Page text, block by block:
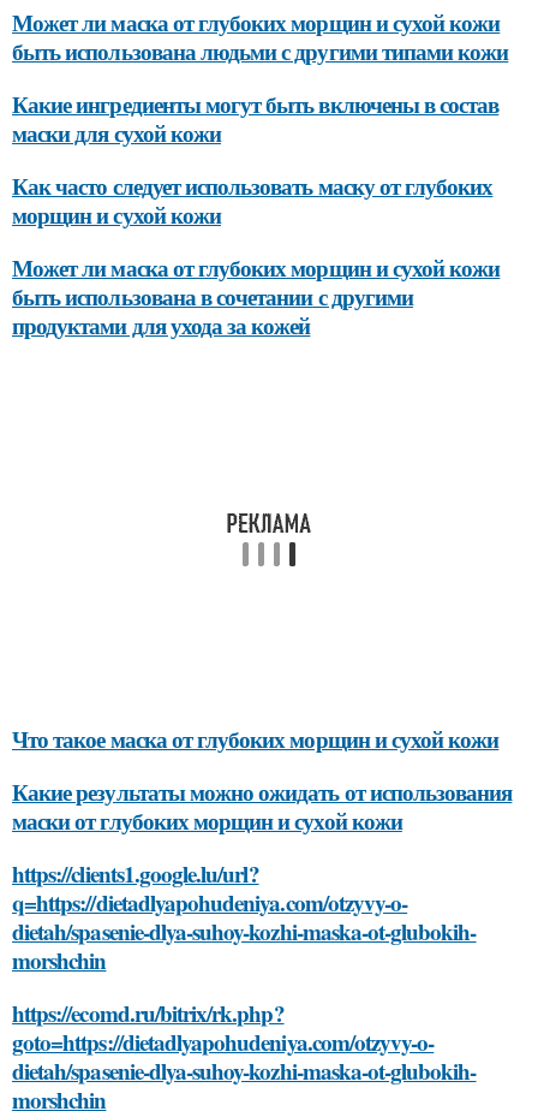
Может ли маска от глубоких морщин и сухой кожи
быть использована людьми с другими типами кожи
Какие ингредиенты могут быть включены в состав
маски для сухой кожи
Как часто следует использовать маску от глубоких
морщин и сухой кожи
Может ли маска от глубоких морщин и сухой кожи
быть использована в сочетании с другими
продуктами для ухода за кожей
Что такое маска от глубоких морщин и сухой кожи
Какие результаты можно ожидать от использования
маски от глубоких морщин и сухой кожи
https://clients1.google.lu/url?
q=https://dietadlyapohudeniya.com/otzyvy-o-
dietah/spasenie-dlya-suhoy-kozhi-maska-ot-glubokih-
morshchin
https://ecomd.ru/bitrix/rk.php?
goto=https://dietadlyapohudeniya.com/otzyvy-o-
dietah/spasenie-dlya-suhoy-kozhi-maska-ot-glubokih-
morshchin